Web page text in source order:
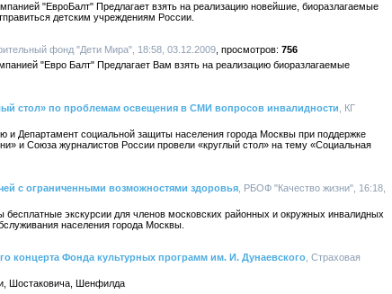
"ЕвроБалт" Предлагает взять на реализацию новейшие, биоразлагаемые
детским учреждениям России.
фонд "Дети Мира", 18:58, 03.12.2009
756
"Евро Балт" Предлагает Вам взять на реализацию биоразлагаемые
стол» по проблемам освещения в СМИ вопросов инвалидности , КГ
Департамент социальной защиты населения города Москвы при поддержке
и Союза журналистов России провели «круглый стол» на тему «Социальная
с ограниченными возможностями здоровья , РБОФ "Качество жизни", 16:18,
экскурсии для членов московских районных и окружных инвалидных
населения города Москвы.
концерта Фонда культурных программ им. И. Дунаевского , Страховая
Шостаковича, Шенфилда